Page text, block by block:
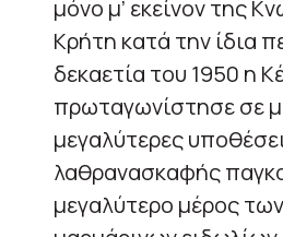
μόνο μ’ εκείνον της
Κρήτη κατά την ίδια
δεκαετία του 1950 η
πρωταγωνίστησε σε
μεγαλύτερες
λαθρανασκαφής
μεγαλύτερο μέρος